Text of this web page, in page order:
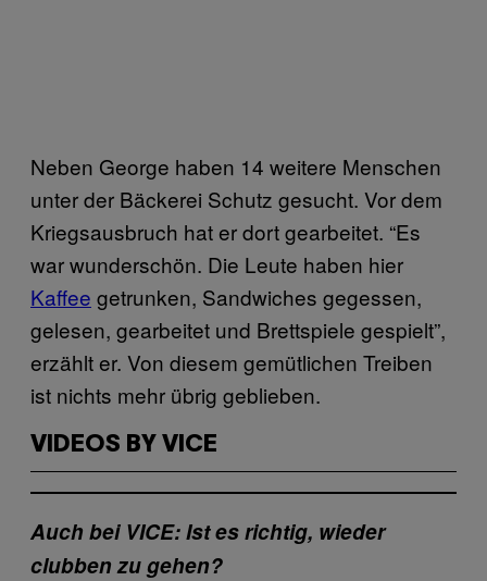
Neben George haben 14 weitere Menschen
unter der Bäckerei Schutz gesucht. Vor dem
Kriegsausbruch hat er dort gearbeitet. “Es
war wunderschön. Die Leute haben hier
Kaffee getrunken, Sandwiches gegessen,
gelesen, gearbeitet und Brettspiele gespielt”,
erzählt er. Von diesem gemütlichen Treiben
ist nichts mehr übrig geblieben.
VIDEOS BY VICE
Auch bei VICE: Ist es richtig, wieder
clubben zu gehen?